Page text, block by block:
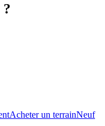
?
Acheter un terrainNeuf